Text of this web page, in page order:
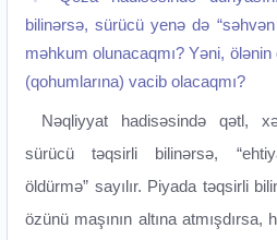
bilinərsə, sürücü yenə də
məhkum olunacaqmı? Yəni,
(qohumlarına) vacib olacaqmı?
Nəqliyyat hadisəsində qətl,
sürücü təqsirli bilinərsə,
öldürmə” sayılır. Piyada təqsirli
özünü maşının altına